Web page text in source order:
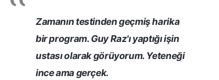
Zamanın testinden geçmiş harika
bir program. Guy Raz'ı yaptığı işin
ustası olarak görüyorum. Yeteneği
ince ama gerçek.